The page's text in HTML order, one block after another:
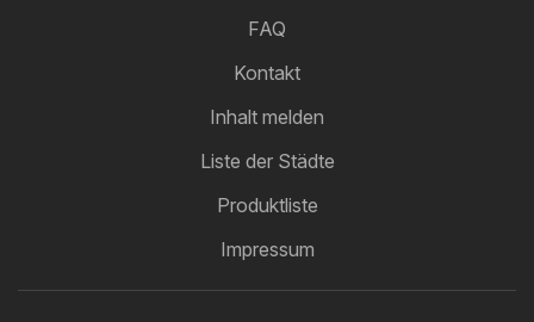
FAQ
Kontakt
Inhalt melden
Liste der Städte
Produktliste
Impressum